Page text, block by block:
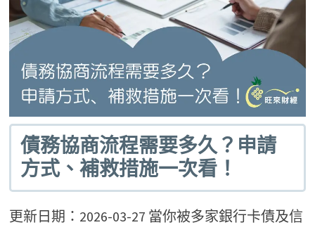
債務協商流程需要多久？申請
方式、補救措施一次看！
更新日期：2026-03-27 當你被多家銀行卡債及信